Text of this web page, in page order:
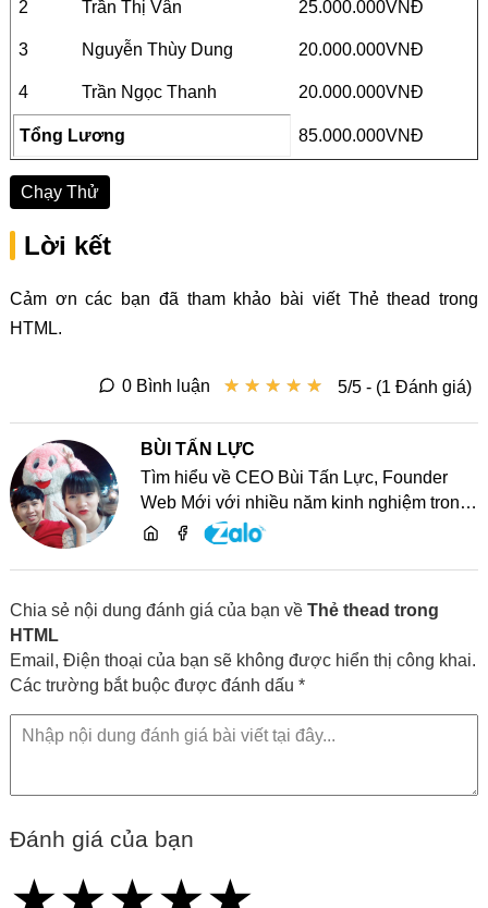
2 Trần Thị Vân 25.000.000VNĐ
3 Nguyễn Thùy Dung 20.000.000VNĐ
4 Trần Ngọc Thanh 20.000.000VNĐ
Tổng Lương 85.000.000VNĐ
Chạy Thử
Lời kết
Cảm ơn các bạn đã tham khảo bài viết Thẻ thead trong
HTML.
★ ★ ★ ★ ★
★ ★ ★ ★ ★ 5/5 - (1 Đánh giá)
0 Bình luận
BÙI TẤN LỰC
Tìm hiểu về CEO Bùi Tấn Lực, Founder
Web Mới với nhiều năm kinh nghiệm trong
lĩnh vực phát triển website, SEO và chia sẻ
Chia sẻ nội dung đánh giá của bạn về Thẻ thead trong
HTML
Email, Điện thoại của bạn sẽ không được hiển thị công khai.
Các trường bắt buộc được đánh dấu *
Đánh giá của bạn